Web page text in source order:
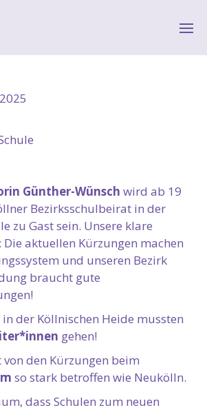
Günther-Wünsch wird ab 19
Bezirksschulbeirat in der
zu Gast sein. Unsere klare
Die aktuellen Kürzungen machen
und unseren Bezirk
braucht gute
in der Köllnischen Heide mussten
gehen!
von den Kürzungen beim
so stark betroffen wie Neukölln.
dass Schulen zum neuen